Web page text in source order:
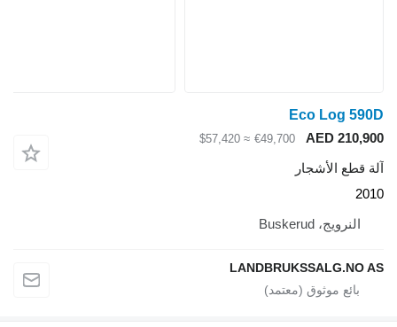
Eco Log 590D
AED 210,900
€49,700
≈ $57,420
آلة قطع الأشجار
2010
النرويج، Buskerud
LANDBRUKSSALG.NO AS